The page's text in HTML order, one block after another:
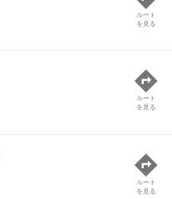
ルート
を見る
ルート
を見る
ルート
を見る